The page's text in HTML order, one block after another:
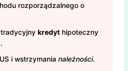
rozporządzalnego o
kredythipoteczny
i wstrzymania należności.